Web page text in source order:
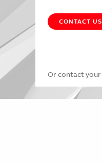
CONTACT US
Or contact your